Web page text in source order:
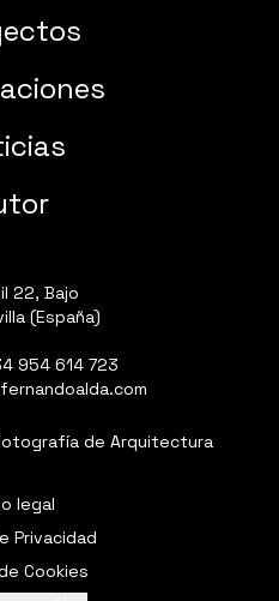
22, Bajo
(España)
954 614 723
de Arquitectura
legal
Privacidad
Cookies